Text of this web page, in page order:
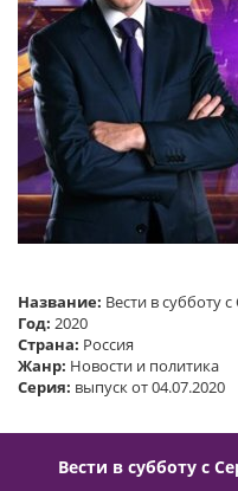
Название: Вести в субботу
Год: 2020
Страна: Россия
Жанр: Новости и политика
Серия: выпуск от 04.07.2020
Вести в субботу с